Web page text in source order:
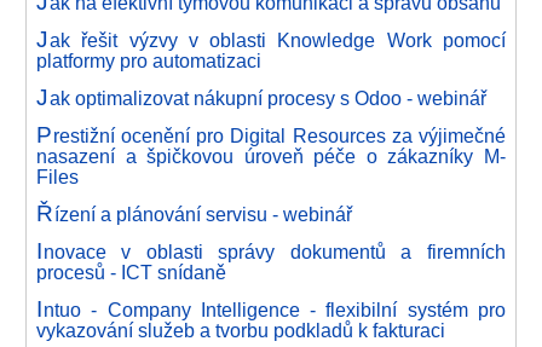
Jak řešit výzvy v oblasti Knowledge Work pomocí
platformy pro automatizaci
Jak optimalizovat nákupní procesy s Odoo - webinář
Prestižní ocenění pro Digital Resources za výjimečné
nasazení a špičkovou úroveň péče o zákazníky M-
Files
Řízení a plánování servisu - webinář
Inovace v oblasti správy dokumentů a firemních
procesů - ICT snídaně
Intuo - Company Intelligence - flexibilní systém pro
vykazování služeb a tvorbu podkladů k fakturaci